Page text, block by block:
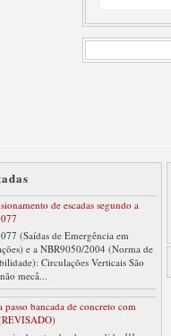
de escadas segundo a
(Saídas de Emergência em
e a NBR9050/2004 (Norma de
Circulações Verticais São
mecâ...
passo bancada de concreto com